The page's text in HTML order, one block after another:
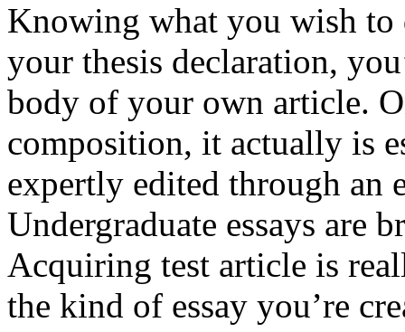
Knowing what you wish to
your thesis declaration,
body of your own article.
composition, it actually is
expertly edited through an
Undergraduate essays are
Acquiring test article is
the kind of essay you’re